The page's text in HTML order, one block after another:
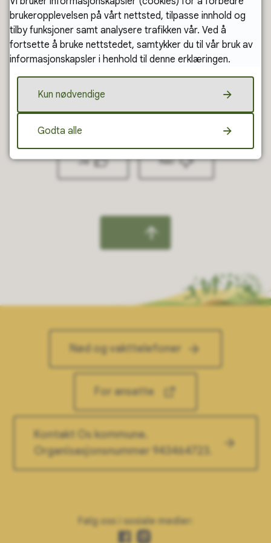
Klimaregnskap -
Miljødirektoratet
Fant du det du lette etter?
Ja Nei
Nød og vakttelefoner
For ansatte
Kontakt Os kommune.
Organisasjonsnummer 943464723.
Følg oss i sosiale medier:
Facebook
brukeropplevelsen på vårt nettsted, tilpasse innhold og
tilby funksjoner samt analysere trafikken vår. Ved å
fortsette å bruke nettstedet, samtykker du til vår bruk av
informasjonskapsler i henhold til denne erklæringen.
Kun nødvendige
Godta alle